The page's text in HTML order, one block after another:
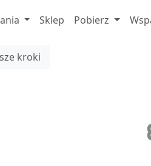
Sklep Pobierz
kroki